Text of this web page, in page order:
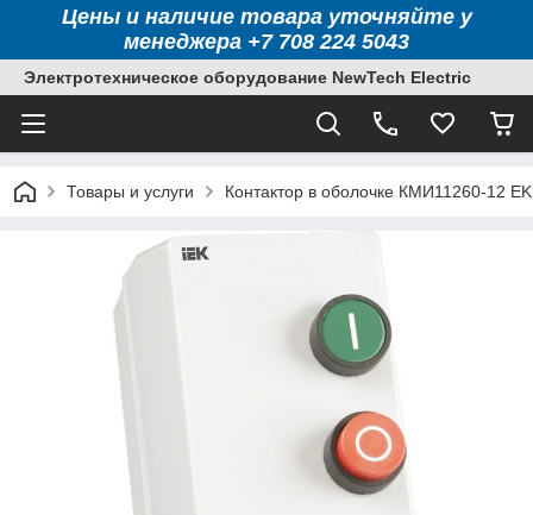
Цены и наличие товара уточняйте у
менеджера +7 708 224 5043
Электротехническое оборудование NewTech Electric
Товары и услуги Контактор в оболочке КМИ11260-12